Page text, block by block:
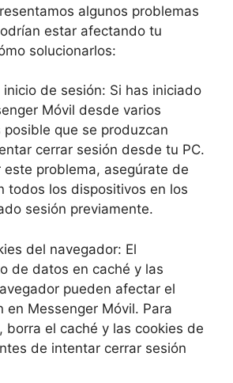
algunos problemas⁢
estar afectando ⁤tu
solucionarlos:
inicio de sesión: Si has iniciado
Móvil desde varios
que se produzcan
cerrar sesión desde tu PC.
este problema, asegúrate ⁤de
todos los dispositivos en ‌los
sesión ⁣previamente.
del navegador: El
de datos en caché y las
pueden afectar el
en ⁣Messenger Móvil. Para
borra‌ el caché y las cookies de
de intentar cerrar sesión